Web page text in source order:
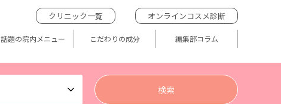
クリニック一覧 オンラインコスメ診断
話題の院内メニュー こだわりの成分 編集部コラム